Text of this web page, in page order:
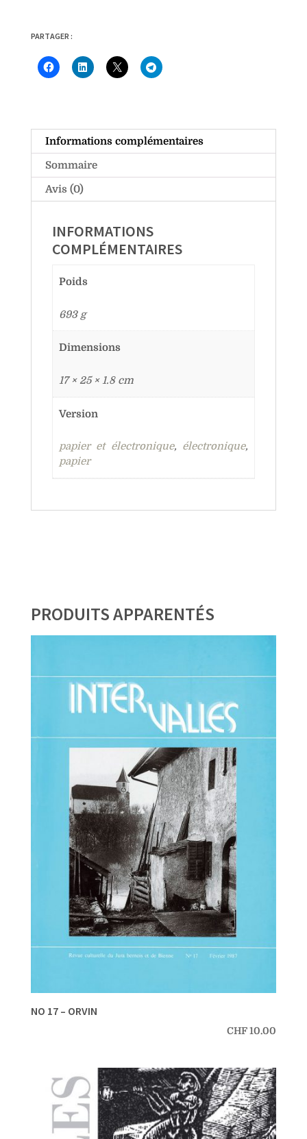
PARTAGER :
Informations complémentaires
Sommaire
Avis (0)
INFORMATIONS
COMPLÉMENTAIRES
Poids
693 g
Dimensions
17 × 25 × 1.8 cm
Version
papier et électronique, électronique,
papier
PRODUITS APPARENTÉS
NO 17 – ORVIN
CHF10.00